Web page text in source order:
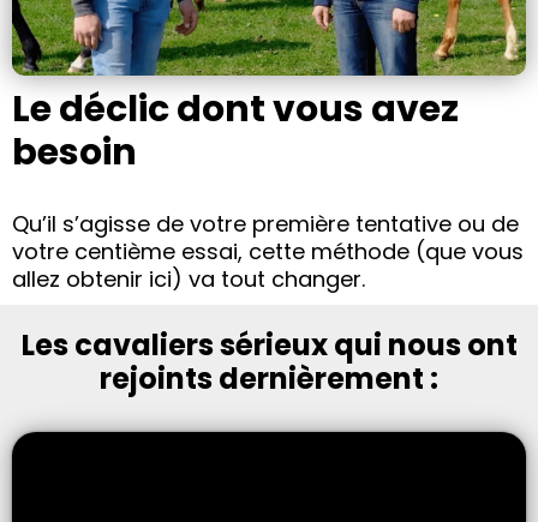
Le déclic dont vous avez
besoin
Qu’il s’agisse de votre première tentative ou de
votre centième essai, cette méthode (que vous
allez obtenir ici) va tout changer.
Les cavaliers sérieux qui nous ont
rejoints dernièrement :